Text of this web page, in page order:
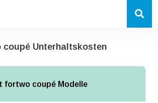
Unterhaltskosten
fortwo coupé Modelle